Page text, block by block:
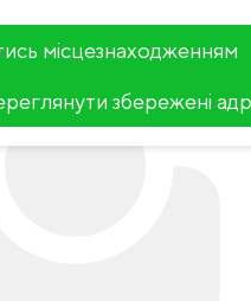
місцезнаходженням
збережені